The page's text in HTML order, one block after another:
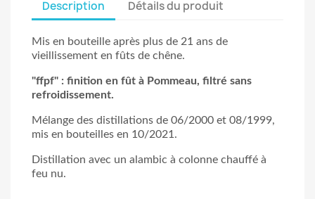
Description Détails du produit
Mis en bouteille après plus de 21 ans de
vieillissement en fûts de chêne.
"ffpf" : finition en fût à Pommeau, f iltré sans
refroidissement.
Mélange des distillations de 06/2000 et 08/1999,
mis en bouteilles en 10/2021.
Distillation avec un alambic à colonne chauffé à
feu nu.